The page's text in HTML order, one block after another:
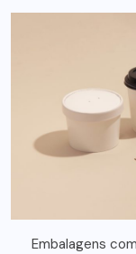
Embalagens